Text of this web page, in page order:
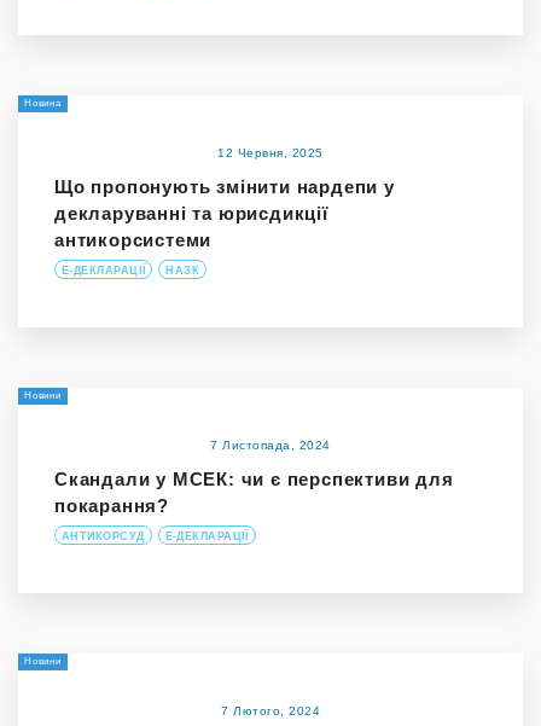
Новина
12 Червня, 2025
Що пропонують змінити нардепи у
декларуванні та юрисдикції
антикорсистеми
Е-ДЕКЛАРАЦІЇ НАЗК
Новини
7 Листопада, 2024
Скандали у МСЕК: чи є перспективи для
покарання?
АНТИКОРСУД Е-ДЕКЛАРАЦІЇ
Новини
7 Лютого, 2024